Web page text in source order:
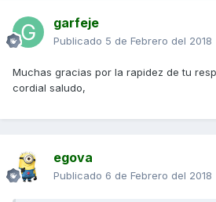
garfeje
Publicado 5 de Febrero del 2018
Muchas gracias por la rapidez de tu
cordial saludo,
egova
Publicado 6 de Febrero del 2018